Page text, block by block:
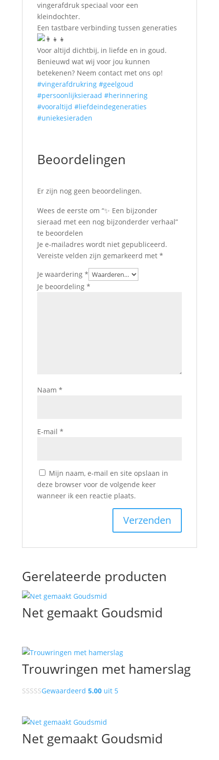
vingerafdruk speciaal voor een
kleindochter.
Een tastbare verbinding tussen generaties
Voor altijd dichtbij, in liefde en in goud.
Benieuwd wat wij voor jou kunnen
betekenen? Neem contact met ons op!
#vingerafdrukring #geelgoud
#persoonlijksieraad #herinnering
#vooraltijd #liefdeindegeneraties
#uniekesieraden
Beoordelingen
Er zijn nog geen beoordelingen.
Wees de eerste om “✨ Een bijzonder
sieraad met een nog bijzonderder verhaal”
te beoordelen
Je e-mailadres wordt niet gepubliceerd.
Vereiste velden zijn gemarkeerd met *
Je waardering *
Je beoordeling *
Naam *
E-mail *
Mijn naam, e-mail en site opslaan in
deze browser voor de volgende keer
wanneer ik een reactie plaats.
Gerelateerde producten
Net gemaakt Goudsmid
Trouwringen met hamerslag
Gewaardeerd 5.00uit 5
Net gemaakt Goudsmid